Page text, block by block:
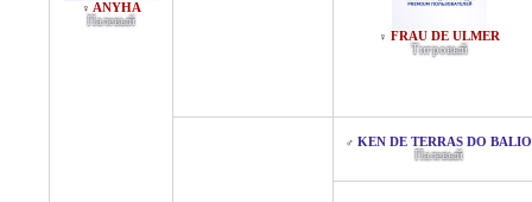
♀ ANYHA
Палевый
♀ FRAU DE ULMER
Тигровый
♂ KEN DE TERRAS DO BALIO
Палевый